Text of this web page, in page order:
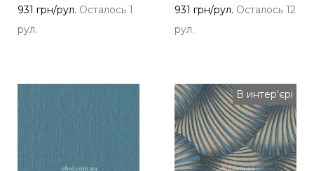
931 грн/рул. Осталось 1
рул.
931 грн/рул. Осталось 12
рул.
В интер'єрі